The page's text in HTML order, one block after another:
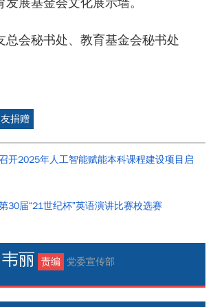
总会秘书处、教育基金会秘书处
捐赠
开2025年人工智能赋能本科课程建设项目启
30届“21世纪杯”英语演讲比赛校选赛
韦丽 责编 党委宣传部